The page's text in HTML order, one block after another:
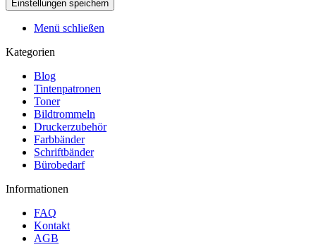
Menü schließen
Kategorien
Blog
Tintenpatronen
Toner
Bildtrommeln
Druckerzubehör
Farbbänder
Schriftbänder
Bürobedarf
Informationen
FAQ
Kontakt
AGB